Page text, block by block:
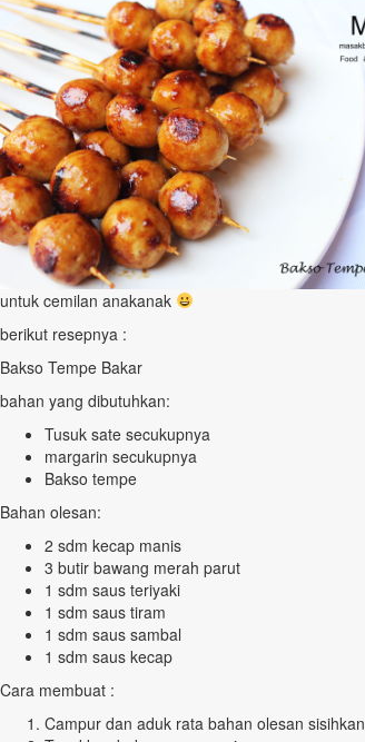
untuk cemilan anakanak
berikut resepnya :
Bakso Tempe Bakar
bahan yang dibutuhkan:
Tusuk sate secukupnya
margarin secukupnya
Bakso tempe
Bahan olesan:
2 sdm kecap manis
3 butir bawang merah parut
1 sdm saus teriyaki
1 sdm saus tiram
1 sdm saus sambal
1 sdm saus kecap
Cara membuat :
Campur dan aduk rata bahan olesan sisihkan